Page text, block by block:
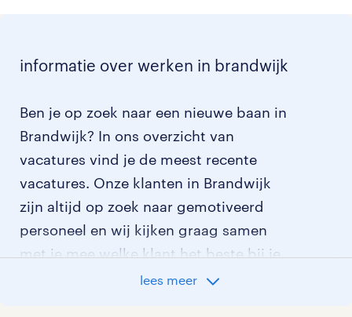
informatie over werken in brandwijk
Ben je op zoek naar een nieuwe baan in
Brandwijk? In ons overzicht van
vacatures vind je de meest recente
vacatures. Onze klanten in Brandwijk
zijn altijd op zoek naar gemotiveerd
personeel en wij kijken graag samen
met je mee welke klant het beste bij je
lees meer